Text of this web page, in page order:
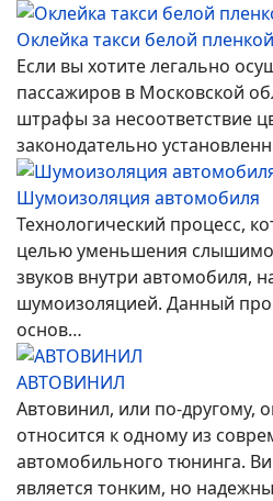
Оклейка такси белой пленкой
Если вы хотите легально
пассажиров в Московской
штрафы за несоответствие
законодательно
Шумоизоляция автомобиля
Технологический процесс,
целью уменьшения
звуков внутри автомобиля,
шумоизоляцией. Данный
основ…
АВТОВИНИЛ
Автовинил, или по-другому,
относится к одному из
автомобильного тюнинга.
является тонким, но